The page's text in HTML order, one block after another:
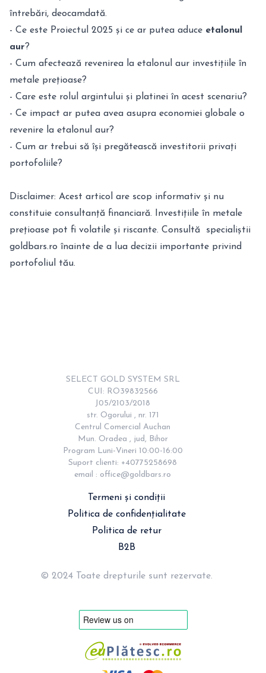
întrebări, deocamdată.
- Ce este Proiectul 2025 și ce ar putea aduce etalonul
aur?
- Cum afectează revenirea la etalonul aur investițiile în
metale prețioase?
- Care este rolul argintului și platinei în acest scenariu?
- Ce impact ar putea avea asupra economiei globale o
revenire la etalonul aur?
- Cum ar trebui să își pregătească investitorii privați
portofoliile?
Disclaimer: Acest articol are scop informativ și nu
constituie consultanță financiară. Investițiile în metale
prețioase pot fi volatile și riscante. Consultă specialiștii
goldbars.ro înainte de a lua decizii importante privind
portofoliul tău.
SELECT GOLD SYSTEM SRL
CUI: RO39832566
J05/2103/2018
str. Ogorului , nr. 171
Centrul Comercial Auchan
Mun. Oradea , jud, Bihor
Program Luni-Vineri 10:00-16:00
Suport clienti: +40775258698
email : office@goldbars.ro
Termeni și condiții
Politica de confidențialitate
Politica de retur
B2B
© 2024 Toate drepturile sunt rezervate.